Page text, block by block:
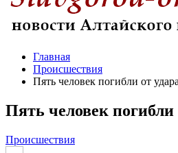
Главная
Происшествия
Пять человек погибли от
Пять человек
Происшествия